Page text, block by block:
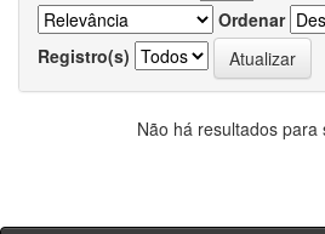
Ordenar
Registro(s)
Não há resultados para